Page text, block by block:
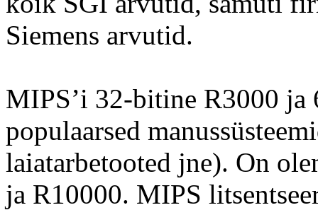
Siemens arvutid.
MIPS’i 32-bitine R3000 ja
populaarsed
laiatarbetooted jne). On
ja R10000. MIPS